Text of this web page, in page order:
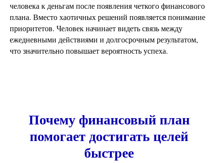
человека к деньгам после появления четкого финансового
плана. Вместо хаотичных решений появляется понимание
приоритетов. Человек начинает видеть связь между
ежедневными действиями и долгосрочным результатом,
что значительно повышает вероятность успеха.
Почему финансовый план
помогает достигать целей
быстрее